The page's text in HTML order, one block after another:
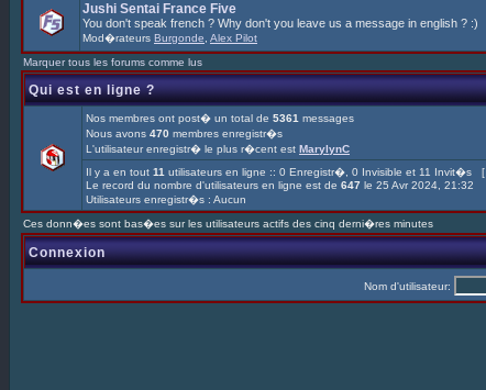
Jushi Sentai France Five
You don't speak french ? Why don't you leave us a message in english ? :)
Mod�rateurs Burgonde Alex Pilot
Marquer tous les forums comme lus
Qui est en ligne ?
Nos membres ont post� un total de 5361 messages
Nous avons 470 membres enregistr�s
L'utilisateur enregistr� le plus r�cent est MarylynC
Il y a en tout 11 utilisateurs en ligne :: 0 Enregistr�, 0 Invisible et 11 Invit�s [
Le record du nombre d'utilisateurs en ligne est de 647 le 25 Avr 2024, 21:32
Utilisateurs enregistr�s : Aucun
Ces donn�es sont bas�es sur les utilisateurs actifs des cinq derni�res minutes
Connexion
Nom d'utilisateur: